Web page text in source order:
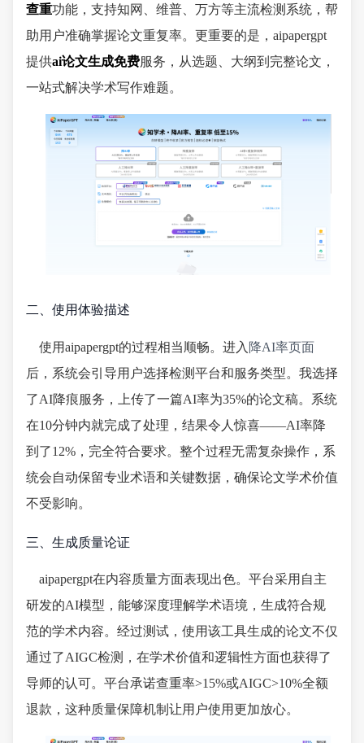
查重功能，支持知网、维普、万方等主流检测系统，帮
助用户准确掌握论文重复率。更重要的是，aipapergpt
提供ai论文生成免费服务，从选题、大纲到完整论文，
一站式解决学术写作难题。
二、使用体验描述
使用aipapergpt的过程相当顺畅。进入 降AI率页面
后，系统会引导用户选择检测平台和服务类型。我选择
了AI降痕服务，上传了一篇AI率为35%的论文稿。系统
在10分钟内就完成了处理，结果令人惊喜——AI率降
到了12%，完全符合要求。整个过程无需复杂操作，系
统会自动保留专业术语和关键数据，确保论文学术价值
不受影响。
三、生成质量论证
aipapergpt在内容质量方面表现出色。平台采用自主
研发的AI模型，能够深度理解学术语境，生成符合规
范的学术内容。经过测试，使用该工具生成的论文不仅
通过了AIGC检测，在学术价值和逻辑性方面也获得了
导师的认可。平台承诺查重率>15%或AIGC>10%全额
退款，这种质量保障机制让用户使用更加放心。